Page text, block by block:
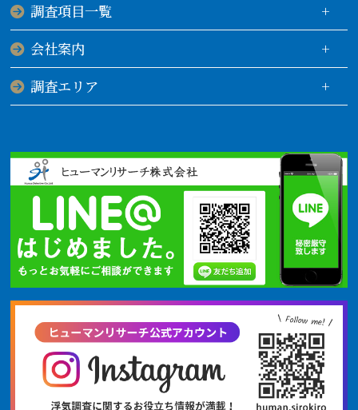
調査項目一覧
会社案内
調査エリア